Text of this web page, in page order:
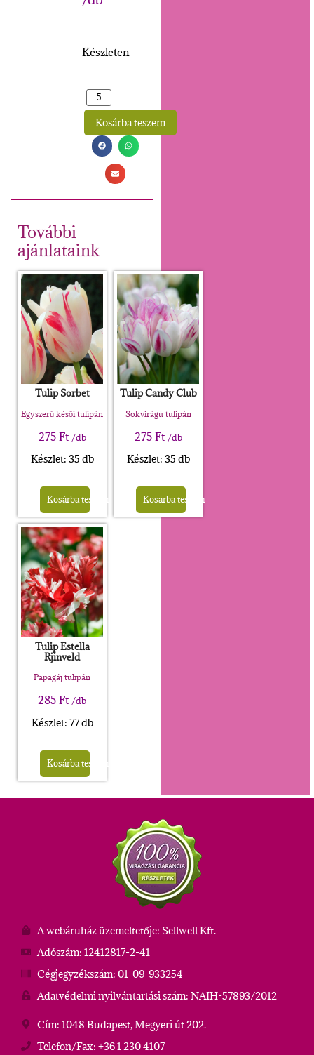
Készleten
Kosárba teszem
Alternative:
További
ajánlataink
Tulip Sorbet
Egyszerű késői tulipán
275Ft /db
Készlet: 35 db
Kosárba teszem
Tulip Candy Club
Sokvirágú tulipán
275Ft /db
Készlet: 35 db
Kosárba teszem
Tulip Estella
Rjinveld
Papagáj tulipán
285Ft /db
Készlet: 77 db
Kosárba teszem
A webáruház üzemeltetője: Sellwell Kft.
Adószám: 12412817-2-41
Cégjegyzékszám: 01-09-933254
Adatvédelmi nyilvántartási szám: NAIH-57893/2012
Cím: 1048 Budapest, Megyeri út 202.
Telefon/Fax: +36 1 230 4107